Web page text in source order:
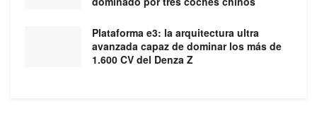
Plataforma e3: la arquitectura ultra
avanzada capaz de dominar los más de
1.600 CV del Denza Z